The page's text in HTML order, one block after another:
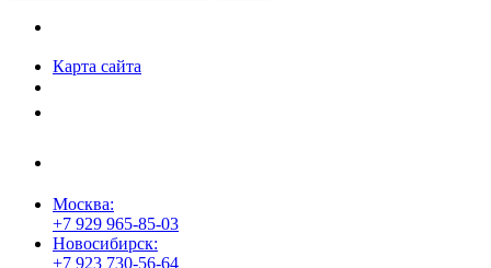
Карта сайта
Москва:
+7 929 965-85-03
Новосибирск:
+7 923 730-56-64